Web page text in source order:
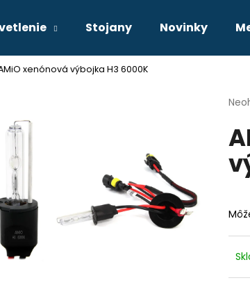
Stojany Novinky
xenónová výbojka H3 6000K
je
z
nájsť?
Odporúčame